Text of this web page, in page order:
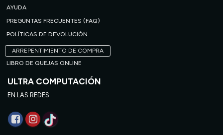
AYUDA
PREGUNTAS FRECUENTES (FAQ)
POLÍTICAS DE DEVOLUCIÓN
ARREPENTIMIENTO DE COMPRA
LIBRO DE QUEJAS ONLINE
ULTRA COMPUTACIÓN
EN LAS REDES